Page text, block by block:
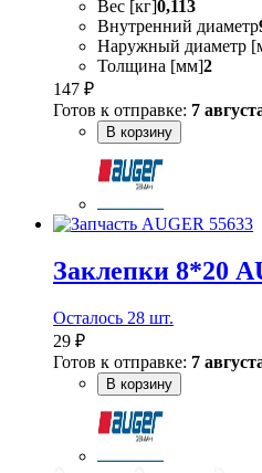
Вес [кг]0,113
Внутренний диаметр
Наружный диаметр
Толщина [мм]2
147 ₽
Готов к отправке: 7
В корзину
Заклепки 8*20
Осталось 28 шт.
29 ₽
Готов к отправке: 7
В корзину